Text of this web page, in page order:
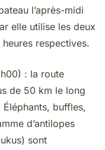
l’après-midi
elle utilise les deux
respectives.
: la route
de 50 km le long
buffles,
d’antilopes
sont